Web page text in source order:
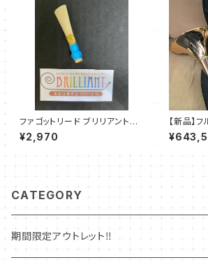
ファゴットリード ブリリアントG
【ブルー / レッド】
¥2,970
【新品】
ル
CATEGORY
期間限定アウトレット‼